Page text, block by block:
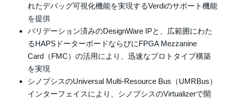
れたデバッグ可視化機能を実現するVerdiのサポート機能
を提供
バリデーション済みのDesignWare IPと、広範囲にわた
るHAPSドーターボードならびにFPGA Mezzanine
Card（FMC）の活用により、迅速なプロトタイプ構築
を実現
シノプシスのUniversal Multi-Resource Bus（UMRBus）
インターフェイスにより、シノプシスのVirtualizerで開